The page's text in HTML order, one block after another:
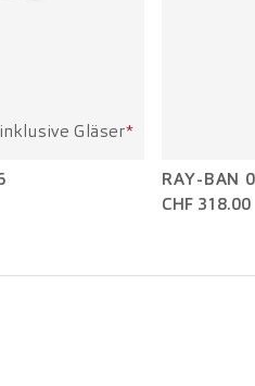
Gläser*
RAY-BAN
CHF 318.00